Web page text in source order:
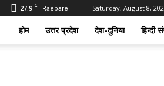
27.9 C Raebareli Saturday, August 8,
होम उत्तर प्रदेश देश-दुनिया हिन्दी